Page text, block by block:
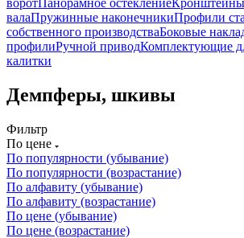
воротПанорамное остеклениеКронштейны
валаПружинные наконечникиПрофили
собственного производстваБоковые
профилиРучной приводКомплектующие
калитки
Демпферы, шкивы
Фильтр
По цене
По популярности (убывание)
По популярности (возрастание)
По алфавиту (убывание)
По алфавиту (возрастание)
По цене (убывание)
По цене (возрастание)